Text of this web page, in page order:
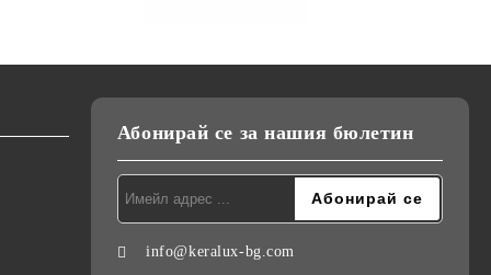
Абонирай се за нашия бюлетин
info@keralux-bg.com